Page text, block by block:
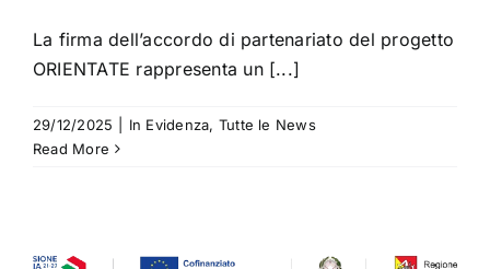
La firma dell’accordo di partenariato del progetto
ORIENTATE rappresenta un [...]
29/12/2025 In Evidenza, Tutte le News
Read More